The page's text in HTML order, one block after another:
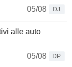
05/08
DJ
alle auto
05/08
DP